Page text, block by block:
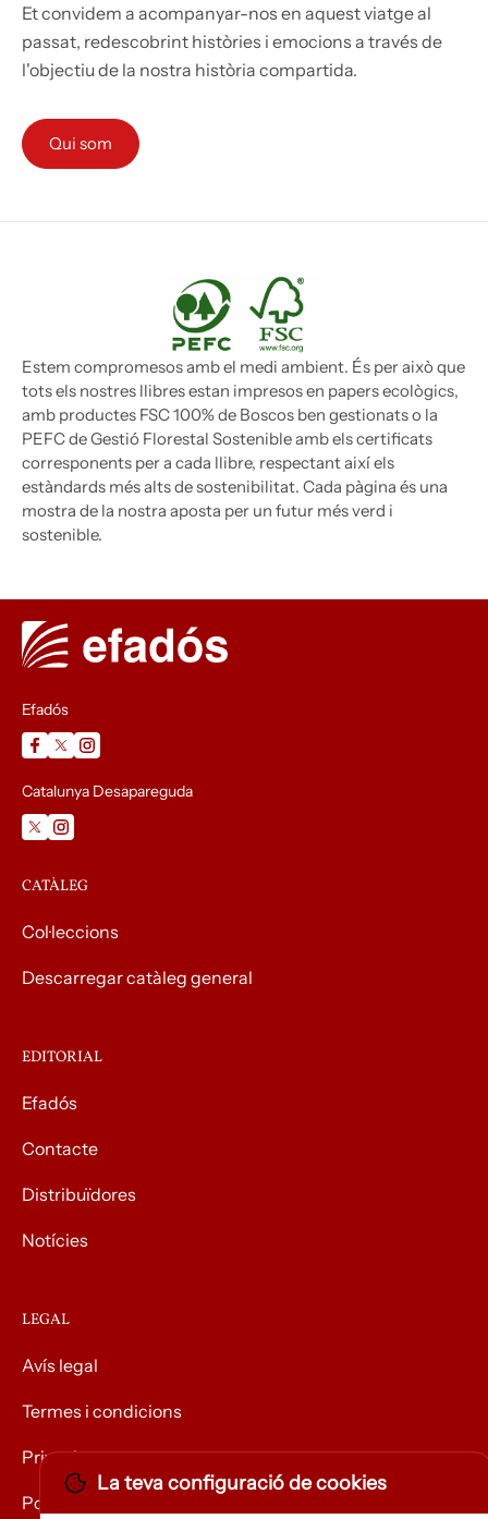
Et convidem a acompanyar-nos en aquest viatge al
passat, redescobrint històries i emocions a través de
l'objectiu de la nostra història compartida.
Qui som
Estem compromesos amb el medi ambient. És per això que
tots els nostres llibres estan impresos en papers ecològics,
amb productes FSC 100% de Boscos ben gestionats o la
PEFC de Gestió Florestal Sostenible amb els certificats
corresponents per a cada llibre, respectant així els
estàndards més alts de sostenibilitat. Cada pàgina és una
mostra de la nostra aposta per un futur més verd i
sostenible.
Efadós
Catalunya Desapareguda
CATÀLEG
Col·leccions
Descarregar catàleg general
EDITORIAL
Efadós
Contacte
Distribuïdores
Notícies
LEGAL
Avís legal
Termes i condicions
Privacitat
Política de Cookies
La teva configuració de cookies